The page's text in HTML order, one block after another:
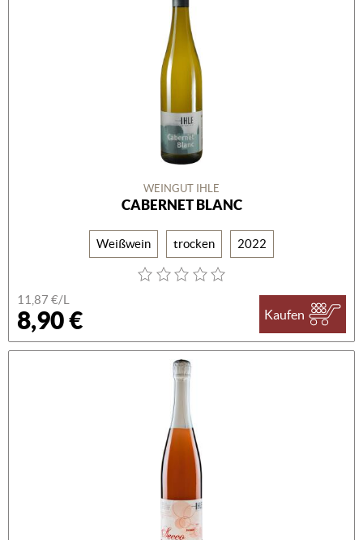
WEINGUT IHLE
CABERNET BLANC
Weißwein trocken 2022
11,87 €/L
8,90 € Kaufen